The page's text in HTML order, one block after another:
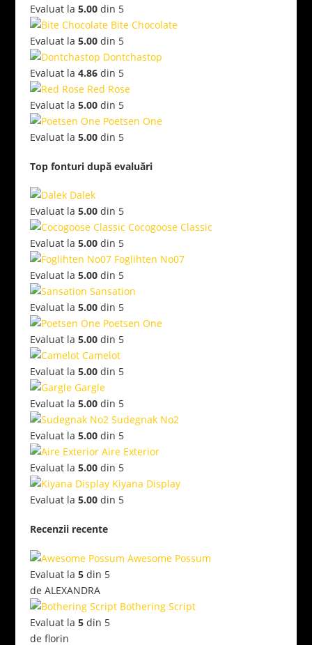
Evaluat la 5.00din 5
Bite Chocolate
Evaluat la 5.00din 5
Dontchastop
Evaluat la 4.86din 5
Red Rose
Evaluat la 5.00din 5
Poetsen One
Evaluat la 5.00din 5
Top fonturi după evaluări
Dalek
Evaluat la 5.00din 5
Cocogoose Classic
Evaluat la 5.00din 5
Foglihten No07
Evaluat la 5.00din 5
Sansation
Evaluat la 5.00din 5
Poetsen One
Evaluat la 5.00din 5
Camelot
Evaluat la 5.00din 5
Gargle
Evaluat la 5.00din 5
Sudegnak No2
Evaluat la 5.00din 5
Aire Exterior
Evaluat la 5.00din 5
Kiyana Display
Evaluat la 5.00din 5
Recenzii recente
Awesome Possum
Evaluat la 5din 5
de ALEXANDRA
Bothering Script
Evaluat la 5din 5
de florin